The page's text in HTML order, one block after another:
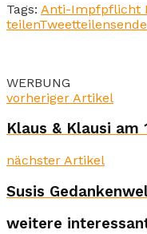
Tags: Anti-Impfpflicht
teilenTweetteilen
WERBUNG
vorheriger Artikel
Klaus & Klausi am
nächster Artikel
Susis
weitere